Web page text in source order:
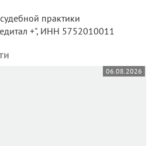
+", ИНН 5752010011
06.08.2026